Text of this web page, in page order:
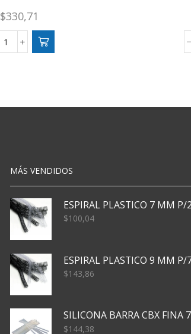
$330,71
STICKERS
MÁS VENDIDOS
$100,04
$143,86
$144,38